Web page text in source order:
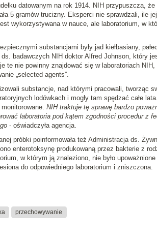
datowanym na rok 1914. NIH przypuszcza, że
5 gramów trucizny. Eksperci nie sprawdzali, ile
wykorzystywana w nauce, ale laboratorium, w
substancjami były jad kiełbasiany,
badawczych NIH doktor Alfred Johnson, który
te nie powinny znajdować się w laboratoriach
„selected agents”.
substancje, nad którymi pracowali, tworząc
lodówkach i mogły tam spędzać całe
NIH traktuje tę sprawę bardzo
laboratoria pod kątem zgodności procedur z
- oświadczyła agencja.
próbki poinformowała też Administracja ds.
enterotoksynę produkowaną przez bakterie z
w którym ją znaleziono, nie było
do odpowiedniego laboratorium i zniszczona.
przechowywanie